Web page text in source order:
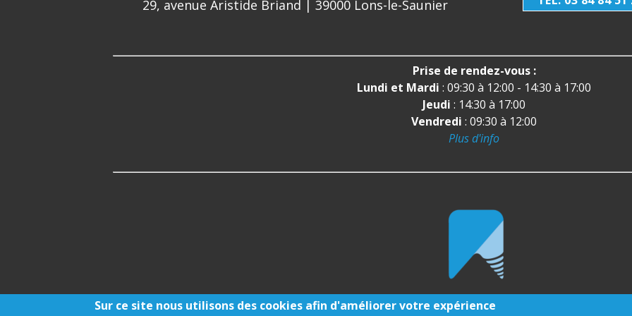
29, avenue Aristide Briand | 39000 Lons-le-Saunier
Prise de rendez-vous :
Lundi et Mardi : 09:30 à 12:00 - 14:30 à 17:00
Jeudi : 14:30 à 17:00
Vendredi : 09:30 à 12:00
Plus d'info
Honoraires-Mentions légales-Infos Conseil de l'Ordre- site web du cabinet
Sur ce site nous utilisons des cookies afin d'améliorer votre expérience